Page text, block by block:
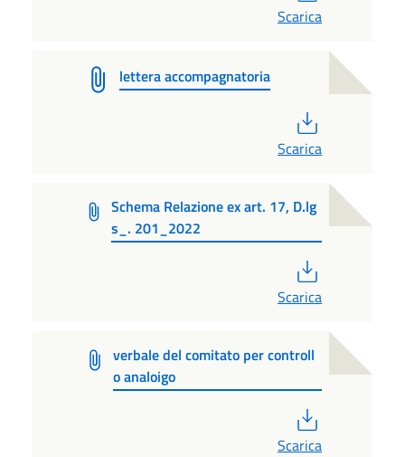
Scarica
lettera accompagnatoria
Scarica
Schema Relazione ex art. 17, D.lg
s_. 201_2022
Scarica
verbale del comitato per controll
o analoigo
Scarica